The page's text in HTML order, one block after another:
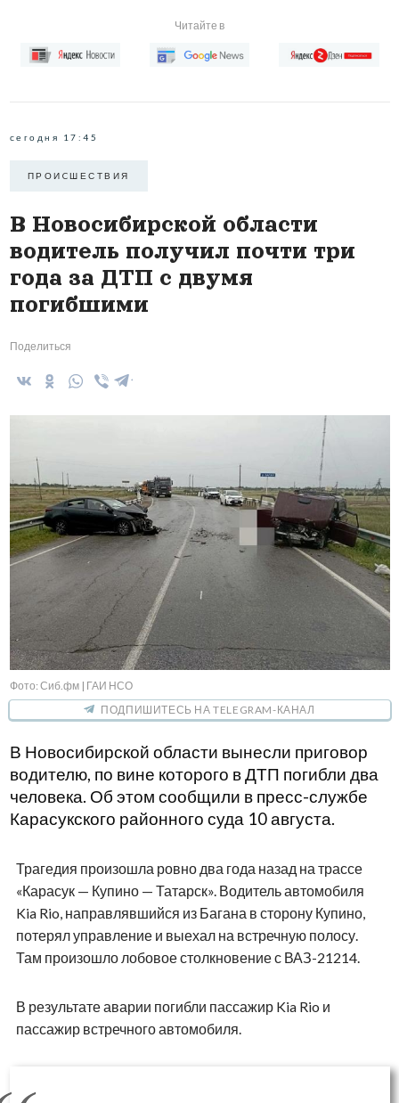
Читайте в
сегодня 17:45
ПРОИCШЕСТВИЯ
В Новосибирской области
водитель получил почти три
года за ДТП с двумя
погибшими
Поделиться
Фото: Сиб.фм | ГАИ НСО
ПОДПИШИТЕСЬ НА TELEGRAM-КАНАЛ
В Новосибирской области вынесли приговор
водителю, по вине которого в ДТП погибли два
человека. Об этом сообщили в пресс-службе
Карасукского районного суда 10 августа.
Трагедия произошла ровно два года назад на трассе
«Карасук — Купино — Татарск». Водитель автомобиля
Kia Rio, направлявшийся из Багана в сторону Купино,
потерял управление и выехал на встречную полосу.
Там произошло лобовое столкновение с ВАЗ-21214.
В результате аварии погибли пассажир Kia Rio и
пассажир встречного автомобиля.